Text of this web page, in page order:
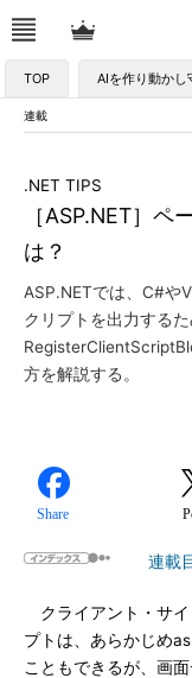
TOP AIを作り動かし
連載
［ASP.NET］
は？
.NET TIPS
ASP.NETでは、C#や
クリプトを出力する
方を解説する。
Share
連載
クライアント・サイ
プトは、あらかじめ
こともできるが、画